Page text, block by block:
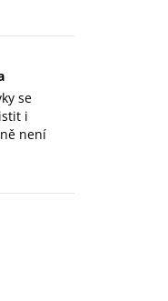
se
i
není